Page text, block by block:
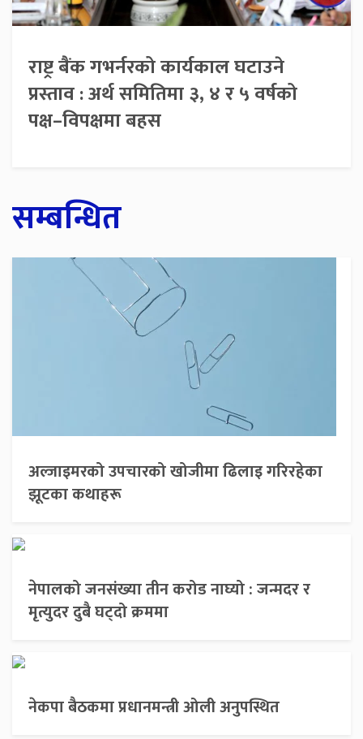
राष्ट्र बैंक गभर्नरको कार्यकाल घटाउने
प्रस्ताव : अर्थ समितिमा ३, ४ र ५ वर्षको
पक्ष–विपक्षमा बहस
सम्बन्धित
अल्जाइमरको उपचारको खोजीमा ढिलाइ गरिरहेका
झूटका कथाहरू
नेपालको जनसंख्या तीन करोड नाघ्यो : जन्मदर र
मृत्युदर दुबै घट्दो क्रममा
नेकपा बैठकमा प्रधानमन्त्री ओली अनुपस्थित